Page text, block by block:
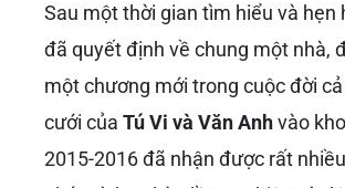
Sau một thời gian tìm hiểu và hẹn
đã quyết định về chung một nhà,
một chương mới trong cuộc đời
cưới của Tú Vi và Văn Anhvào
2015-2016 đã nhận được rất